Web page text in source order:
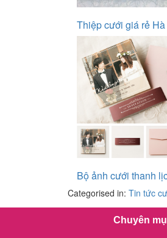
Thiệp cưới giá rẻ
Bộ ảnh cưới thanh
Categorised in: Tin tức
Chuyên